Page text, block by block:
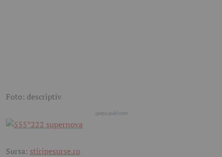
Foto: descriptiv
Sursa: stiripesurse.ro